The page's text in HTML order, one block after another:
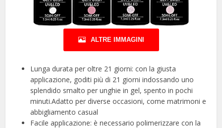
ALTRE IMMAGINI
Lunga durata per oltre 21 giorni: con la giusta
applicazione, goditi più di 21 giorni indossando uno
splendido smalto per unghie in gel, spento in pochi
minuti.Adatto per diverse occasioni, come matrimoni e
abbigliamento casual
Facile applicazione: è necessario polimerizzare con la